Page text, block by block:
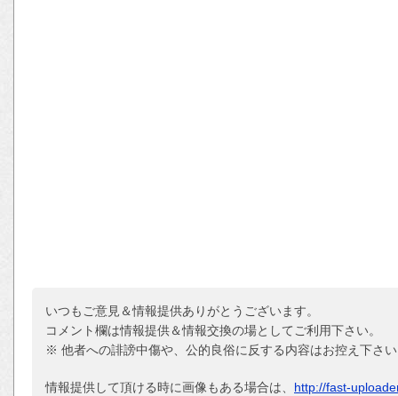
いつもご意見＆情報提供ありがとうございます。
コメント欄は情報提供＆情報交換の場としてご利用下さい。
※ 他者への誹謗中傷や、公的良俗に反する内容はお控え下さ
情報提供して頂ける時に画像もある場合は、 http://fast-